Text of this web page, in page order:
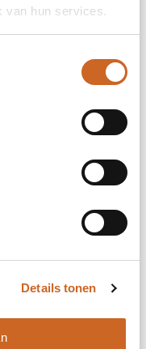
van hun services.
Details tonen